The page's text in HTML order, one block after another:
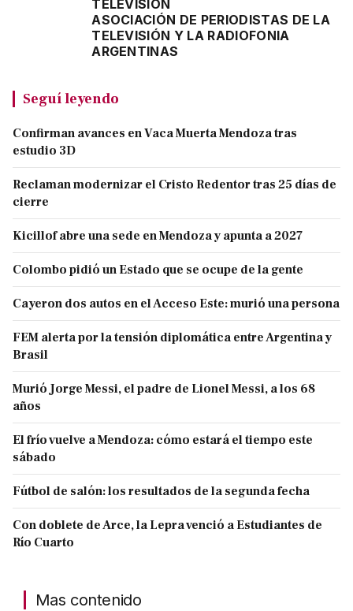
TELEVISIÓN
ASOCIACIÓN DE PERIODISTAS DE LA
TELEVISIÓN Y LA RADIOFONIA
ARGENTINAS
Seguí leyendo
Confirman avances en Vaca Muerta Mendoza tras
estudio 3D
Reclaman modernizar el Cristo Redentor tras 25 días de
cierre
Kicillof abre una sede en Mendoza y apunta a 2027
Colombo pidió un Estado que se ocupe de la gente
Cayeron dos autos en el Acceso Este: murió una persona
FEM alerta por la tensión diplomática entre Argentina y
Brasil
Murió Jorge Messi, el padre de Lionel Messi, a los 68
años
El frío vuelve a Mendoza: cómo estará el tiempo este
sábado
Fútbol de salón: los resultados de la segunda fecha
Con doblete de Arce, la Lepra venció a Estudiantes de
Río Cuarto
Mas contenido